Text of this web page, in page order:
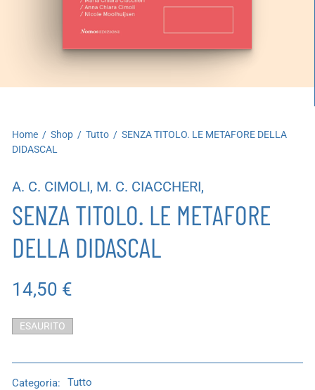
Home / Shop / Tutto / SENZA TITOLO. LE METAFORE DELLA
DIDASCAL
A. C. CIMOLI, M. C. CIACCHERI,
SENZA TITOLO. LE METAFORE
DELLA DIDASCAL
14,50 €
ESAURITO
Categoria: Tutto